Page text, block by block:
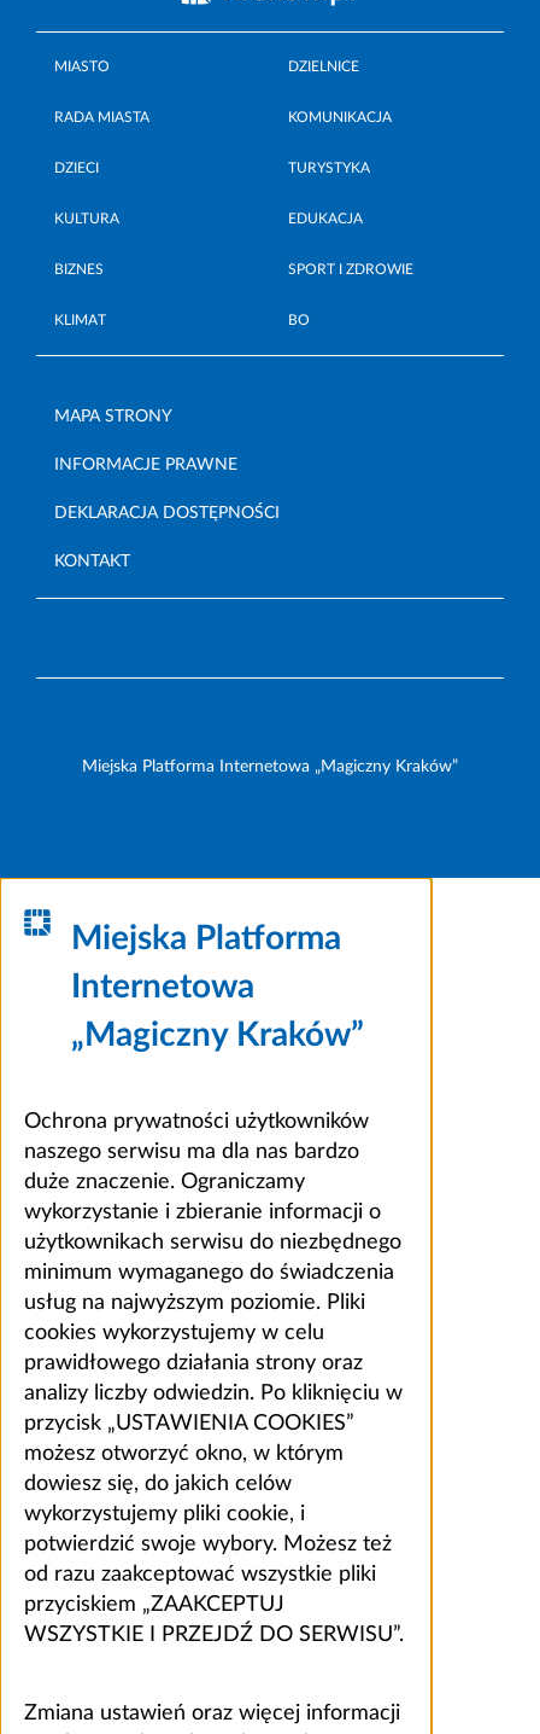
MIASTO DZIELNICE
RADA MIASTA KOMUNIKACJA
DZIECI TURYSTYKA
KULTURA EDUKACJA
BIZNES SPORT I ZDROWIE
KLIMAT BO
MAPA STRONY
INFORMACJE PRAWNE
DEKLARACJA DOSTĘPNOŚCI
KONTAKT
Miejska Platforma Internetowa „Magiczny Kraków”
Miejska Platforma
Internetowa
„Magiczny Kraków”
Ochrona prywatności użytkowników
naszego serwisu ma dla nas bardzo
duże znaczenie. Ograniczamy
wykorzystanie i zbieranie informacji o
użytkownikach serwisu do niezbędnego
minimum wymaganego do świadczenia
usług na najwyższym poziomie. Pliki
cookies wykorzystujemy w celu
prawidłowego działania strony oraz
analizy liczby odwiedzin. Po kliknięciu w
przycisk „USTAWIENIA COOKIES”
możesz otworzyć okno, w którym
dowiesz się, do jakich celów
wykorzystujemy pliki cookie, i
potwierdzić swoje wybory. Możesz też
od razu zaakceptować wszystkie pliki
przyciskiem „ZAAKCEPTUJ
WSZYSTKIE I PRZEJDŹ DO SERWISU”.
Zmiana ustawień oraz więcej informacji